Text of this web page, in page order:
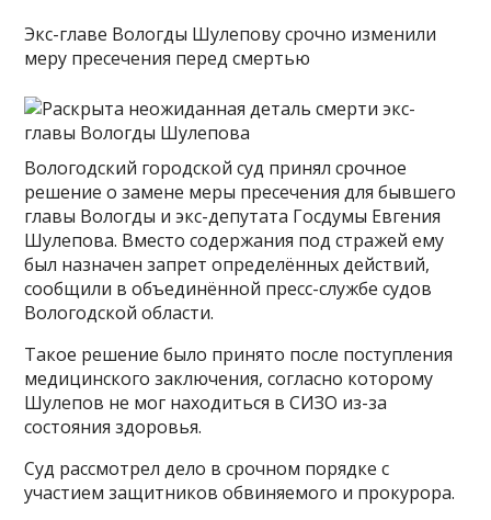
Экс-главе Вологды Шулепову срочно изменили
меру пресечения перед смертью
Вологодский городской суд принял срочное
решение о замене меры пресечения для бывшего
главы Вологды и экс-депутата Госдумы Евгения
Шулепова. Вместо содержания под стражей ему
был назначен запрет определённых действий,
сообщили в объединённой пресс-службе судов
Вологодской области.
Такое решение было принято после поступления
медицинского заключения, согласно которому
Шулепов не мог находиться в СИЗО из-за
состояния здоровья.
Суд рассмотрел дело в срочном порядке с
участием защитников обвиняемого и прокурора.